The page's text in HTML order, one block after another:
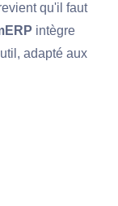
qu'il faut
intègre
adapté aux